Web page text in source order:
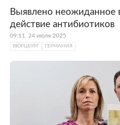
Выявлено неожиданное
действие антибиотиков
09:11, 24 июля 2025
ВЮРЦБУРГ ГЕРМАНИЯ